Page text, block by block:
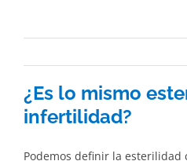
¿Es lo mismo
infertilidad?
Podemos definir la esterilidad